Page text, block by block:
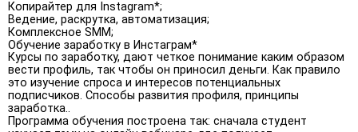
Копирайтер для Instagram*;
Ведение, раскрутка, автоматизация;
Комплексное SMM;
Обучение заработку в Инстаграм*
Курсы по заработку, дают четкое понимание каким образом
вести профиль, так чтобы он приносил деньги. Как правило
это изучение спроса и интересов потенциальных
подписчиков. Способы развития профиля, принципы
заработка..
Программа обучения построена так: сначала студент